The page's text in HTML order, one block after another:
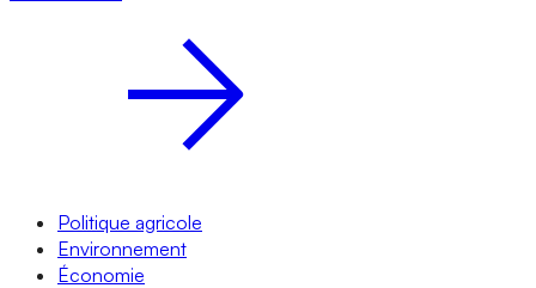
Politique agricole
Environnement
Économie